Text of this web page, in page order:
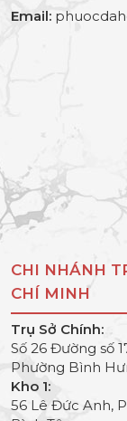
Email:
CHI NHÁNH
CHÍ MINH
Trụ Sở Chính:
Số 26 Đường số
Phường Bình
Kho 1:
56 Lê Đức Anh,